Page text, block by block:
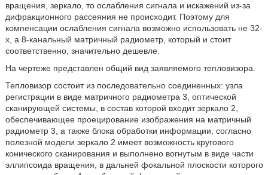
вращения, зеркало, то ослабления сигнала и искажений из-за
дифракционного рассеяния не происходит. Поэтому для
компенсации ослабления сигнала возможно использовать не 32-
х, а 8-канальный матричный радиометр, который и стоит
соответственно, значительно дешевле.
На чертеже представлен общий вид заявляемого тепловизора.
Тепловизор состоит из последовательно соединенных: узла
регистрации в виде матричного радиометра 3, оптической
сканирующей системы, в состав которой входит зеркало 2,
обеспечивающее проецирование изображения на матричный
радиометр 3, а также блока обработки информации, согласно
полезной модели зеркало 2 имеет возможность кругового
конического сканирования и выполнено вогнутым в виде части
эллипсоида вращения, в дальней фокальной плоскости которого